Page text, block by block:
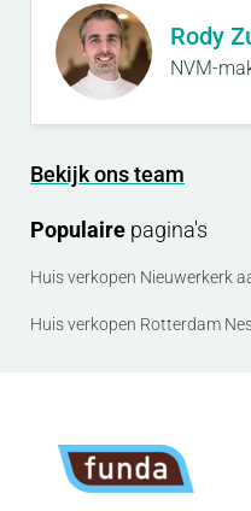
Rody
NVM-
Bekijk ons team
Populaire pagina's
Huis verkopen Nieuwerkerk
Huis verkopen Rotterdam